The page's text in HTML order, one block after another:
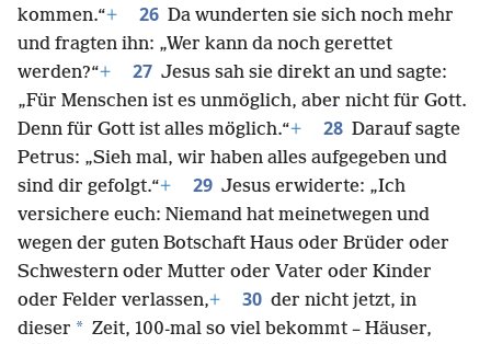
kommen.“+ 26 Da wunderten sie sich noch mehr
und fragten ihn: „Wer kann da noch gerettet
werden?“+ 27 Jesus sah sie direkt an und sagte:
„Für Menschen ist es unmöglich, aber nicht für Gott.
Denn für Gott ist alles möglich.“+ 28 Darauf sagte
Petrus: „Sieh mal, wir haben alles aufgegeben und
sind dir gefolgt.“+ 29 Jesus erwiderte: „Ich
versichere euch: Niemand hat meinetwegen und
wegen der guten Botschaft Haus oder Brüder oder
Schwestern oder Mutter oder Vater oder Kinder
oder Felder verlassen,+ 30 der nicht jetzt, in
dieser * Zeit, 100-mal so viel bekommt – Häuser,